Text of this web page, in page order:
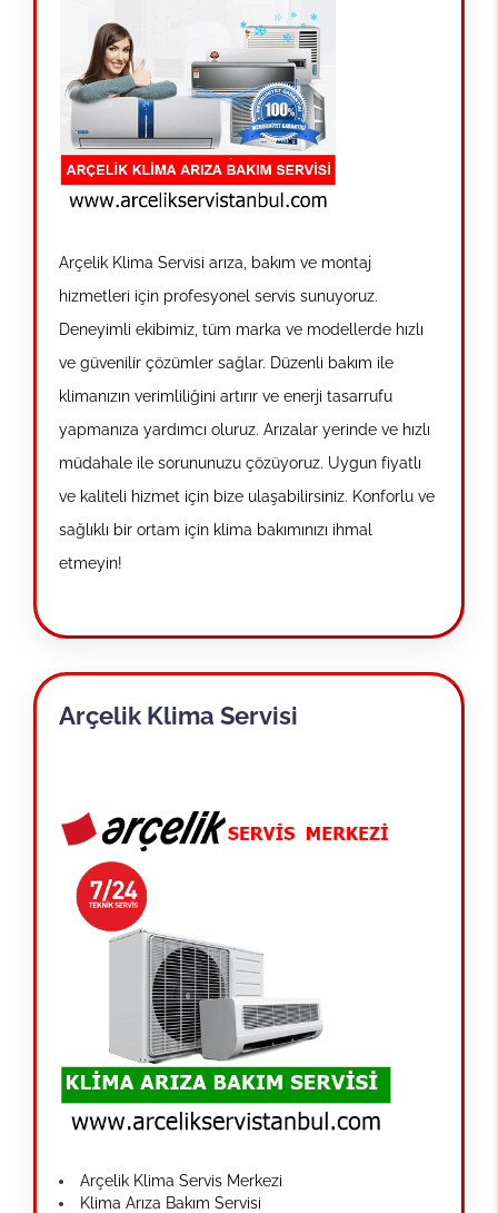
Arçelik Klima Servisi arıza, bakım ve montaj
hizmetleri için profesyonel servis sunuyoruz.
Deneyimli ekibimiz, tüm marka ve modellerde hızlı
ve güvenilir çözümler sağlar. Düzenli bakım ile
klimanızın verimliliğini artırır ve enerji tasarrufu
yapmanıza yardımcı oluruz. Arızalar yerinde ve hızlı
müdahale ile sorununuzu çözüyoruz. Uygun fiyatlı
ve kaliteli hizmet için bize ulaşabilirsiniz. Konforlu ve
sağlıklı bir ortam için klima bakımınızı ihmal
etmeyin!
Arçelik Klima Servisi
Arçelik Klima Servis Merkezi
Klima Arıza Bakım Servisi